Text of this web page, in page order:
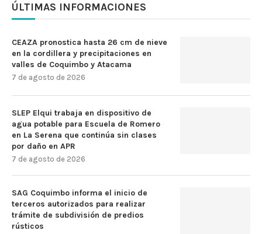
ÚLTIMAS INFORMACIONES
CEAZA pronostica hasta 26 cm de nieve
en la cordillera y precipitaciones en
valles de Coquimbo y Atacama
7 de agosto de 2026
SLEP Elqui trabaja en dispositivo de
agua potable para Escuela de Romero
en La Serena que continúa sin clases
por daño en APR
7 de agosto de 2026
SAG Coquimbo informa el inicio de
terceros autorizados para realizar
trámite de subdivisión de predios
rústicos